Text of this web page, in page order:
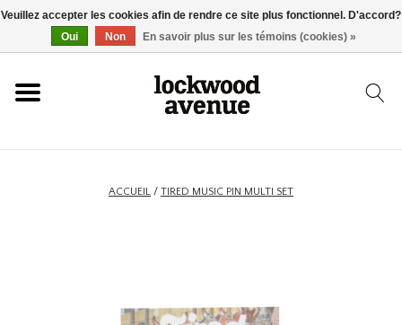
ACCUEIL
ACCUEIL / TIRED MUSIC PIN MULTI SET
Veuillez accepter les cookies afin de rendre ce site plus fonctionnel. D'accord?
Oui
Non En savoir plus sur les témoins (cookies) »